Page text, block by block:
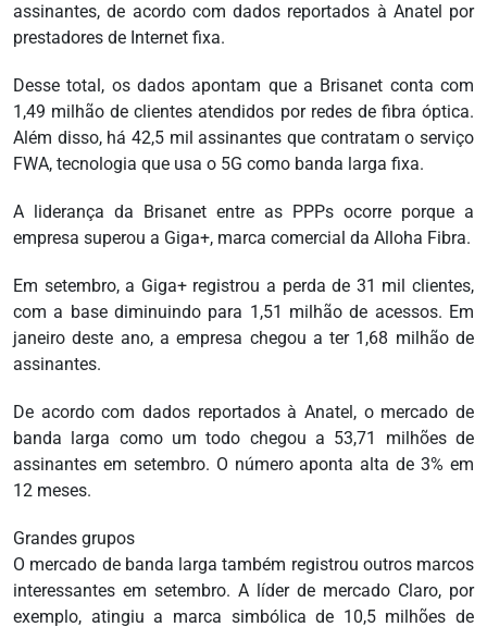
assinantes, de acordo com dados reportados à Anatel por
prestadores de Internet fixa.
Desse total, os dados apontam que a Brisanet conta com
1,49 milhão de clientes atendidos por redes de fibra óptica.
Além disso, há 42,5 mil assinantes que contratam o serviço
FWA, tecnologia que usa o 5G como banda larga fixa.
A liderança da Brisanet entre as PPPs ocorre porque a
empresa superou a Giga+, marca comercial da Alloha Fibra.
Em setembro, a Giga+ registrou a perda de 31 mil clientes,
com a base diminuindo para 1,51 milhão de acessos. Em
janeiro deste ano, a empresa chegou a ter 1,68 milhão de
assinantes.
De acordo com dados reportados à Anatel, o mercado de
banda larga como um todo chegou a 53,71 milhões de
assinantes em setembro. O número aponta alta de 3% em
12 meses.
Grandes grupos
O mercado de banda larga também registrou outros marcos
interessantes em setembro. A líder de mercado Claro, por
exemplo, atingiu a marca simbólica de 10,5 milhões de